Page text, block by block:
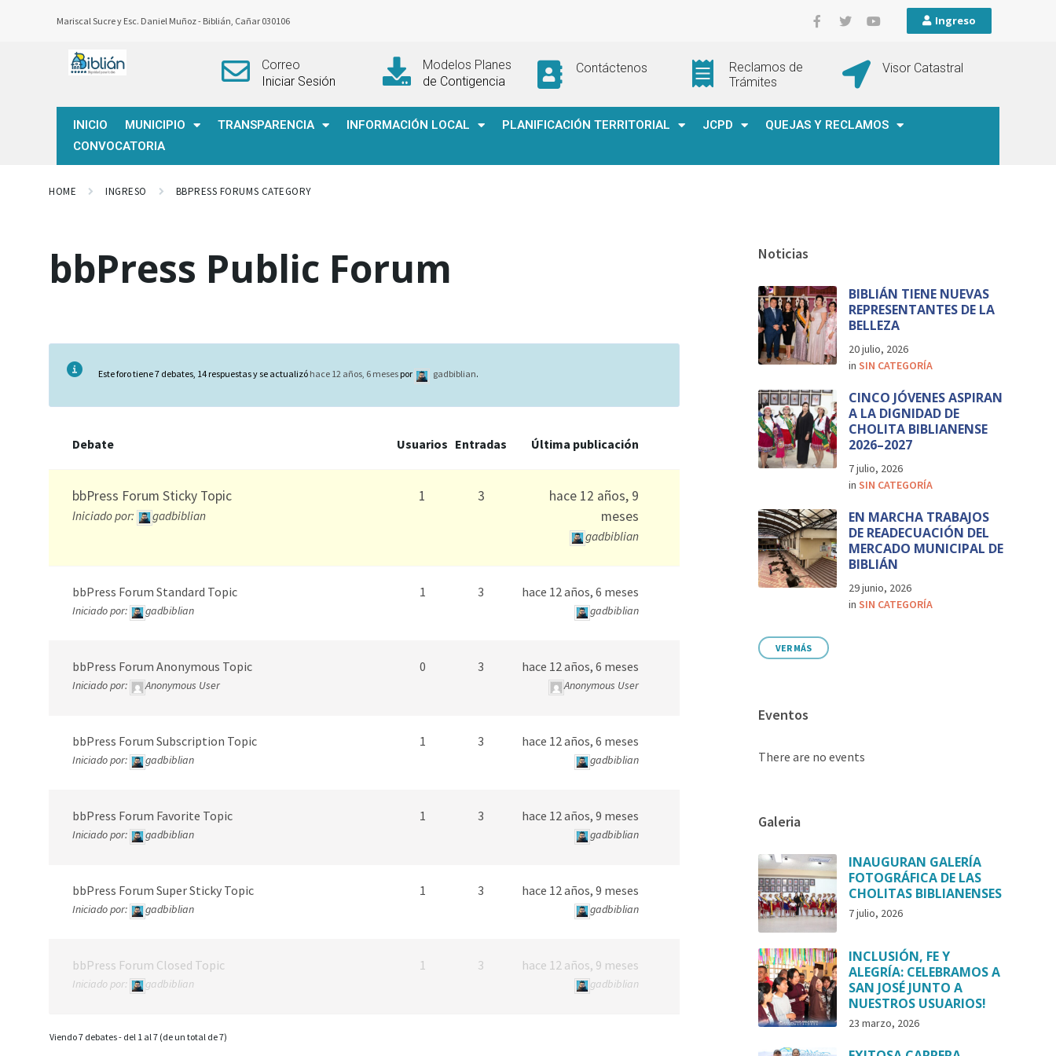
Mariscal Sucre y Esc. Daniel Muñoz - Biblián, Cañar 030106 Ingreso
Correo
Iniciar Sesión
Modelos Planes
de Contigencia
Contáctenos
Reclamos de
Trámites
Visor Catastral
INICIO MUNICIPIO TRANSPARENCIA INFORMACIÓN LOCAL PLANIFICACIÓN TERRITORIAL JCPD
QUEJAS Y RECLAMOS
CONVOCATORIA
HOME INGRESO BBPRESS FORUMS CATEGORY
bbPress Public Forum
Este foro tiene 7 debates, 14 respuestas y se actualizó hace 12 años, 6 meses por gadbiblian.
Debate Usuarios Entradas Última publicación
bbPress Forum Sticky Topic
Iniciado por: gadbiblian
1 3
hace 12 años, 9
meses
gadbiblian
bbPress Forum Standard Topic
Iniciado por: gadbiblian
1 3 hace 12 años, 6 meses
gadbiblian
bbPress Forum Anonymous Topic
Iniciado por: Anonymous User
0 3 hace 12 años, 6 meses
Anonymous User
bbPress Forum Subscription Topic
Iniciado por: gadbiblian
1 3 hace 12 años, 6 meses
gadbiblian
bbPress Forum Favorite Topic
Iniciado por: gadbiblian
1 3 hace 12 años, 9 meses
gadbiblian
bbPress Forum Super Sticky Topic
Iniciado por: gadbiblian
1 3 hace 12 años, 9 meses
gadbiblian
bbPress Forum Closed Topic
Iniciado por: gadbiblian
1 3 hace 12 años, 9 meses
gadbiblian
Viendo 7 debates - del 1 al 7 (de un total de 7)
Noticias
BIBLIÁN TIENE NUEVAS
REPRESENTANTES DE LA
BELLEZA
20 julio, 2026
inSIN CATEGORÍA
CINCO JÓVENES ASPIRAN
A LA DIGNIDAD DE
CHOLITA BIBLIANENSE
2026–2027
7 julio, 2026
inSIN CATEGORÍA
EN MARCHA TRABAJOS
DE READECUACIÓN DEL
MERCADO MUNICIPAL DE
BIBLIÁN
29 junio, 2026
inSIN CATEGORÍA
VER MÁS
Eventos
There are no events
Galeria
INAUGURAN GALERÍA
FOTOGRÁFICA DE LAS
CHOLITAS BIBLIANENSES
7 julio, 2026
INCLUSIÓN, FE Y
ALEGRÍA: CELEBRAMOS A
SAN JOSÉ JUNTO A
NUESTROS USUARIOS!
23 marzo, 2026